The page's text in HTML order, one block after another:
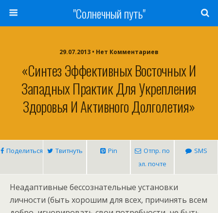
"Солнечный путь"
29.07.2013 • Нет Комментариев
«Синтез Эффективных Восточных И
Западных Практик Для Укрепления
Здоровья И Активного Долголетия»
Поделиться Твитнуть Pin
Отпр. по
эл. почте
SMS
Неадаптивные бессознательные установки
личности (быть хорошим для всех, причинять всем